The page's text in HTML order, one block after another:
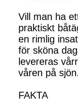
Vill man ha
praktiskt
en rimlig
för sköna
levereras
våren på sjön.
FAKTA